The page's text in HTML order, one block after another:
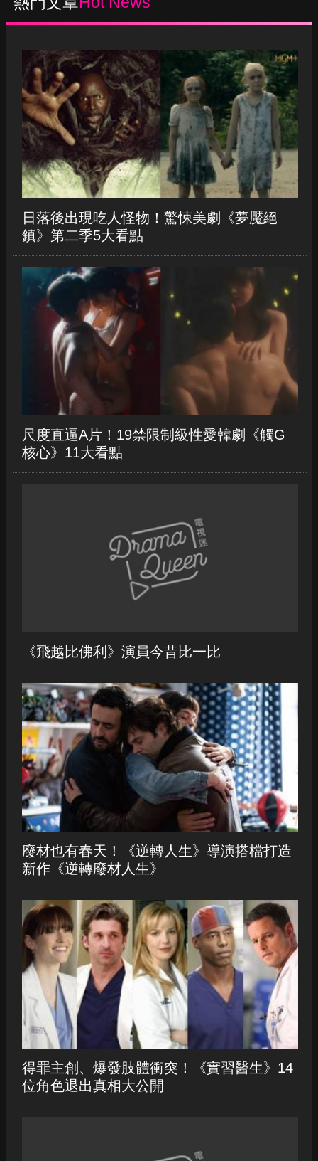
2024-05-03 13:48
熱門文章Hot News
日落後出現吃人怪物！驚悚美劇《夢魘絕
鎮》第二季5大看點
尺度直逼A片！19禁限制級性愛韓劇《觸G
核心》11大看點
《飛越比佛利》演員今昔比一比
廢材也有春天！《逆轉人生》導演搭檔打造
新作《逆轉廢材人生》
得罪主創、爆發肢體衝突！《實習醫生》14